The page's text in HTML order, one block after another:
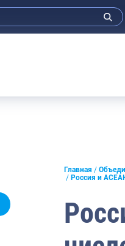
Анонсы
Отраслевые СМИ
Выставки и конференции
Главная
Россия и